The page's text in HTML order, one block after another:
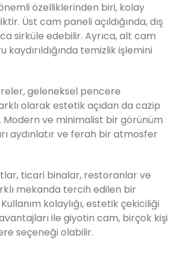
özelliklerinden biri, kolay
Üst cam paneli açıldığında, dış
sirküle edebilir. Ayrıca, alt cam
kaydırıldığında temizlik işlemini
geleneksel pencere
olarak estetik açıdan da cazip
Modern ve minimalist bir görünüm
aydınlatır ve ferah bir atmosfer
ticari binalar, restoranlar ve
mekanda tercih edilen bir
kolaylığı, estetik çekiciliği
ile giyotin cam, birçok kişi
seçeneği olabilir.